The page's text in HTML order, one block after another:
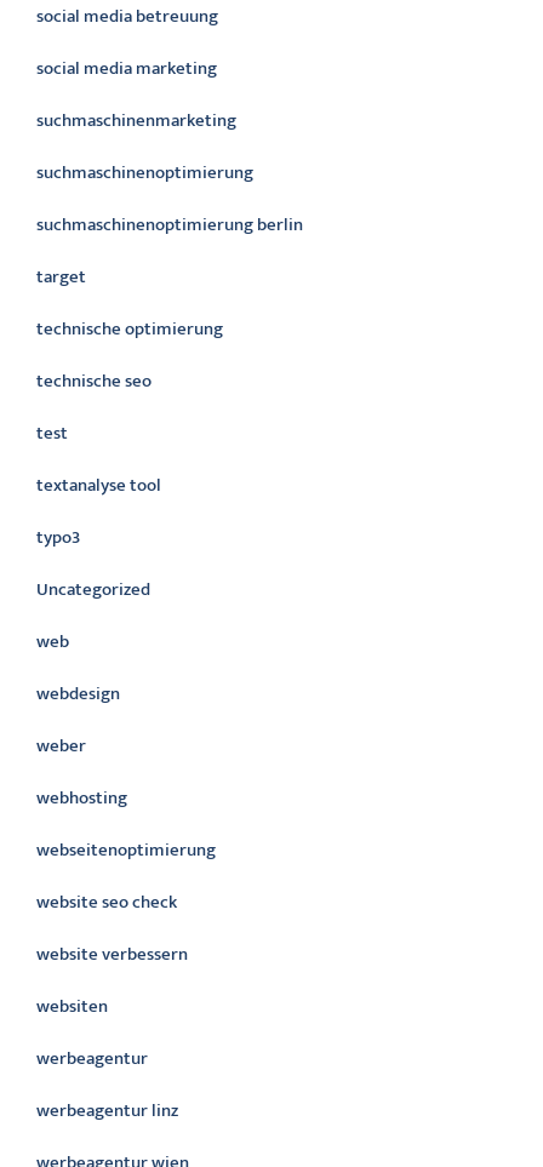
social media betreuung
social media marketing
suchmaschinenmarketing
suchmaschinenoptimierung
suchmaschinenoptimierung berlin
target
technische optimierung
technische seo
test
textanalyse tool
typo3
Uncategorized
web
webdesign
weber
webhosting
webseitenoptimierung
website seo check
website verbessern
websiten
werbeagentur
werbeagentur linz